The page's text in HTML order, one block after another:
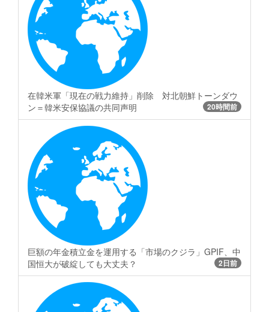
在韓米軍「現在の戦力維持」削除 対北朝鮮トーンダウ
ン＝韓米安保協議の共同声明
20時間前
巨額の年金積立金を運用する「市場のクジラ」GPIF、中
国恒大が破綻しても大丈夫？
2日前